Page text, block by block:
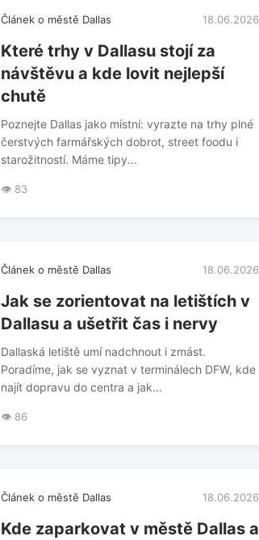
Článek o městě Dallas 18.06.2026
Které trhy v Dallasu stojí za
návštěvu a kde lovit nejlepší
chutě
Poznejte Dallas jako místní: vyrazte na trhy plné
čerstvých farmářských dobrot, street foodu i
starožitností. Máme tipy...
👁️ 83
Článek o městě Dallas 18.06.2026
Jak se zorientovat na letištích v
Dallasu a ušetřit čas i nervy
Dallaská letiště umí nadchnout i zmást.
Poradíme, jak se vyznat v terminálech DFW, kde
najít dopravu do centra a jak...
👁️ 86
Článek o městě Dallas 18.06.2026
Kde zaparkovat v městě Dallas a